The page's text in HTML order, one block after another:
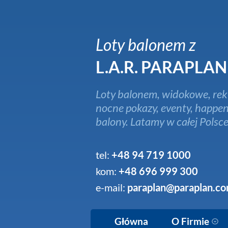
Loty balonem z
L.A.R. PARAPLAN
Loty balonem, widokowe,
nocne pokazy, eventy,
balony. Latamy w całej
tel: +48 94 719 1000
kom: +48 696 999 300
e-mail:
Główna O Firmie